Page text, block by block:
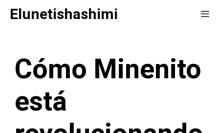
SaltarElunetishashimi
Cómo Minenito
está